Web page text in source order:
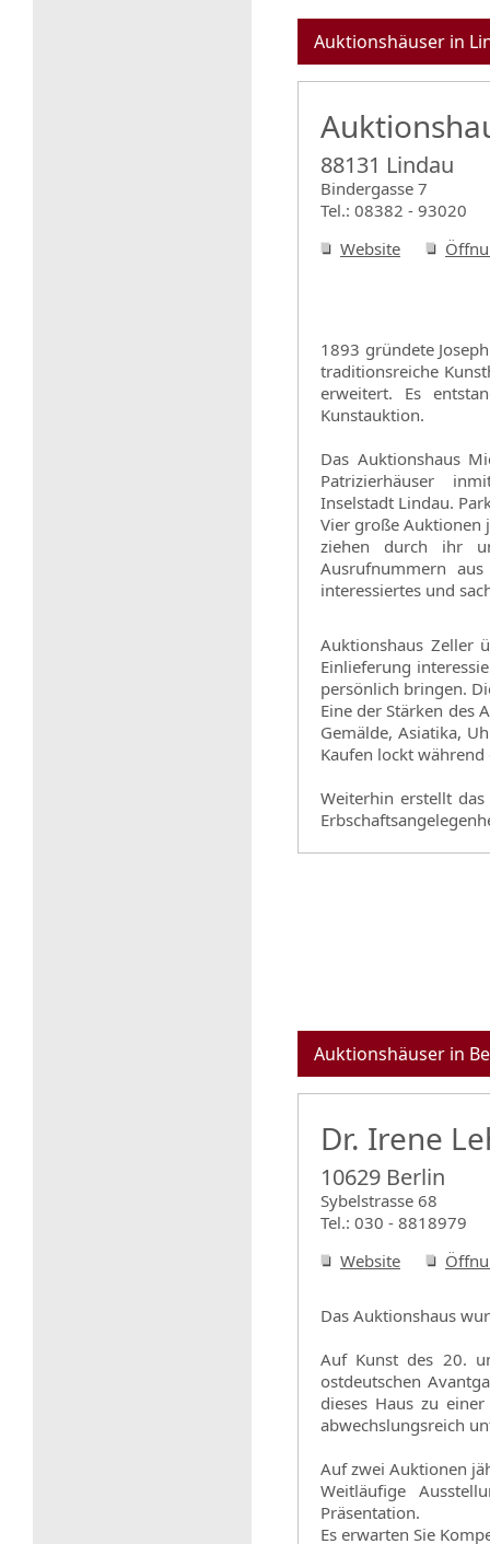
Auktionshäuser in
88131 Lindau
Bindergasse 7
Tel.: 08382 - 93020
Website
1893 gründete
traditionsreiche
erweitert. Es
Kunstauktion.
Das Auktionshaus
Patrizierhäuser
Inselstadt Lindau.
Vier große Auktionen
ziehen durch ihr
Ausrufnummern
interessiertes und
Auktionshaus Zeller
Einlieferung
persönlich bringen.
Eine der Stärken des
Gemälde, Asiatika,
Kaufen lockt
Weiterhin erstellt
Auktionshäuser in
Dr. Irene
10629 Berlin
Sybelstrasse 68
Tel.: 030 - 8818979
Website
Das Auktionshaus
Auf Kunst des 20.
ostdeutschen
dieses Haus zu
abwechslungsreich
Auf zwei Auktionen
Weitläufige
Präsentation.
Es erwarten Sie